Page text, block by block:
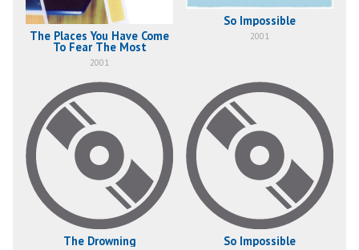
The Places You Have Come
To Fear The Most
2001
So Impossible
2001
The Drowning So Impossible